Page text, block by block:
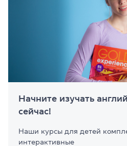
Начните изучать
сейчас!
Наши курсы для детей
интерактивные